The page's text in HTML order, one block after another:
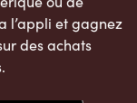
l’appli et gagnez
des achats